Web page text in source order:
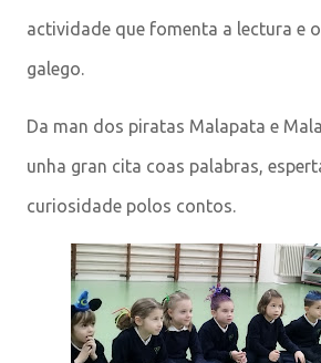
actividade que fomenta a lectura e
galego.
Da man dos piratas Malapata e
unha gran cita coas palabras,
curiosidade polos contos.